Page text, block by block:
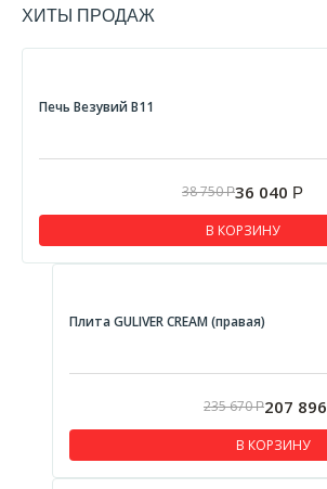
ХИТЫ ПРОДАЖ
Печь Везувий В11
38 750Р36 040 Р
В КОРЗИНУ
Плита GULIVER CREAM (правая)
235 670Р207 896
В КОРЗИНУ